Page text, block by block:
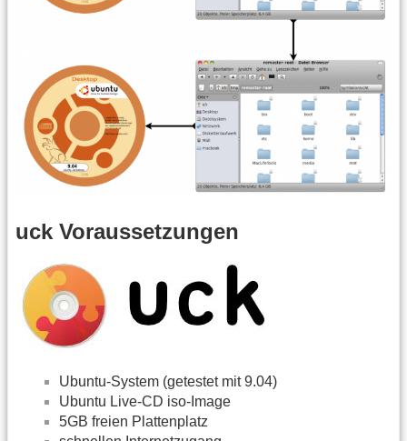
uck Voraussetzungen
Ubuntu-System (getestet mit 9.04)
Ubuntu Live-CD iso-Image
5GB freien Plattenplatz